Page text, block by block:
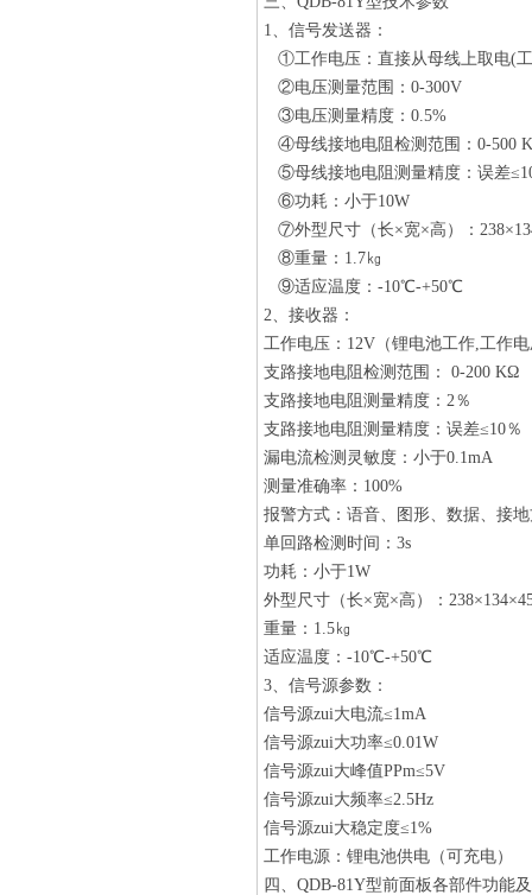
1、信号发送器：
①工作电压：直接从母线上取电(
②电压测量范围：0-300V
③电压测量精度：0.5%
④母线接地电阻检测范围：0-500
⑤母线接地电阻测量精度：误差
⑥功耗：小于10W
⑦外型尺寸（长×宽×高）：
⑧重量：1.7㎏
⑨适应温度：-10℃-+50℃
2、接收器：
工作电压：12V（锂电池工作,工作
支路接地电阻检测范围： 0-200 KΩ
支路接地电阻测量精度：2％
支路接地电阻测量精度：误差≤10％
漏电流检测灵敏度：小于0.1mA
测量准确率：100%
报警方式：语音、图形、数据、接
单回路检测时间：3s
功耗：小于1W
外型尺寸（长×宽×高）：
重量：1.5㎏
适应温度：-10℃-+50℃
3、信号源参数：
信号源zui大电流≤1mA
信号源zui大功率≤0.01W
信号源zui大峰值PPm≤5V
信号源zui大频率≤2.5Hz
信号源zui大稳定度≤1%
工作电源：锂电池供电（可充电）
四、 QDB-81Y型前面板各部件功能